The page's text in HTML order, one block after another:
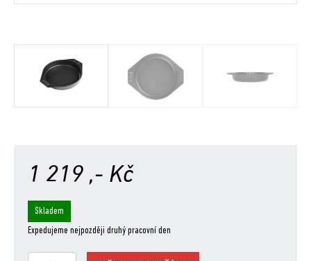
1 219 ,- Kč
Skladem
Expedujeme nejpozději druhý pracovní den